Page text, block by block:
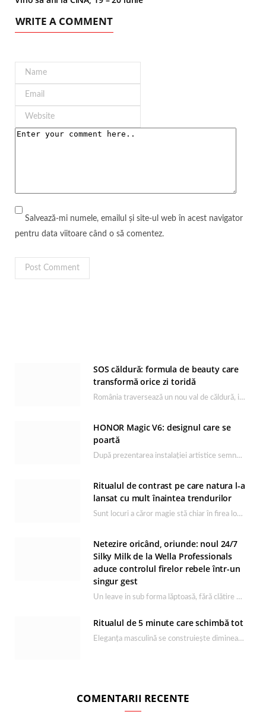
WRITE A COMMENT
Salvează-mi numele, emailul și site-ul web în acest navigator
pentru data viitoare când o să comentez.
SOS căldură: formula de beauty care
transformă orice zi toridă
România traversează un nou val de căldură, iar rutina de îngrijire capătă un rol esențial…
HONOR Magic V6: designul care se
poartă
După prezentarea instalației artistice semnată de Catrinel Săbăciag în cadrul evenimentului de lansare HONOR Magic…
Ritualul de contrast pe care natura l-a
lansat cu mult înaintea trendurilor
Sunt locuri a căror magie stă chiar în firea lor naturală, iar Lacul Ursu din…
Netezire oricând, oriunde: noul 24/7
Silky Milk de la Wella Professionals
aduce controlul firelor rebele într-un
singur gest
Un leave in sub forma lăptoasă, fără clătire care completează rutina Ultimate Smooth și transformă…
Ritualul de 5 minute care schimbă tot
Eleganța masculină se construiește dimineața, în câteva minute și cu produsele potrivite. O rutină de…
COMENTARII RECENTE